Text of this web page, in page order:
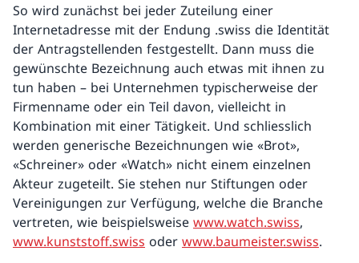
So wird zunächst bei jeder Zuteilung einer
Internetadresse mit der Endung .swiss die Identität
der Antragstellenden festgestellt. Dann muss die
gewünschte Bezeichnung auch etwas mit ihnen zu
tun haben – bei Unternehmen typischerweise der
Firmenname oder ein Teil davon, vielleicht in
Kombination mit einer Tätigkeit. Und schliesslich
werden generische Bezeichnungen wie «Brot»,
«Schreiner» oder «Watch» nicht einem einzelnen
Akteur zugeteilt. Sie stehen nur Stiftungen oder
Vereinigungen zur Verfügung, welche die Branche
vertreten, wie beispielsweise www.watch.swiss,
www.kunststoff.swiss oder www.baumeister.swiss.